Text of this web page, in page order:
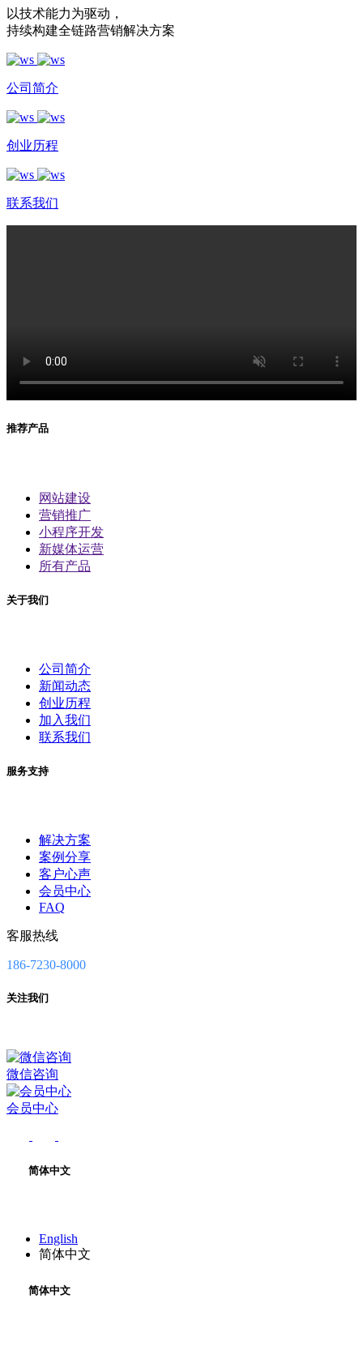
以技术能力为驱动 ，
持续构建全链路营销解决方案
公司简介
创业历程
联系我们
推荐产品
网站建设
营销推广
小程序开发
新媒体运营
所有产品
关于我们
公司简介
新闻动态
创业历程
加入我们
联系我们
服务支持
解决方案
案例分享
客户心声
会员中心
FAQ
客服热线
186-7230-8000
关注我们
微信咨询
会员中心
简体中文
English
简体中文
简体中文